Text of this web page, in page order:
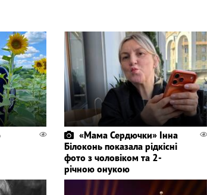
«Мама Сердючки» Інна
Білоконь показала рідкісні
фото з чоловіком та 2-
річною онукою